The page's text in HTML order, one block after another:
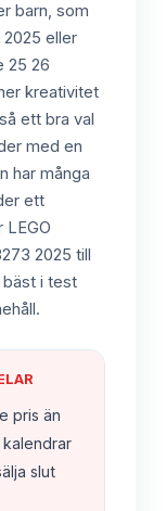
barn, som
eller
25 26
kreativitet
ett bra val
med en
har många
ett
LEGO
2025 till
bäst i test
pris än
slut